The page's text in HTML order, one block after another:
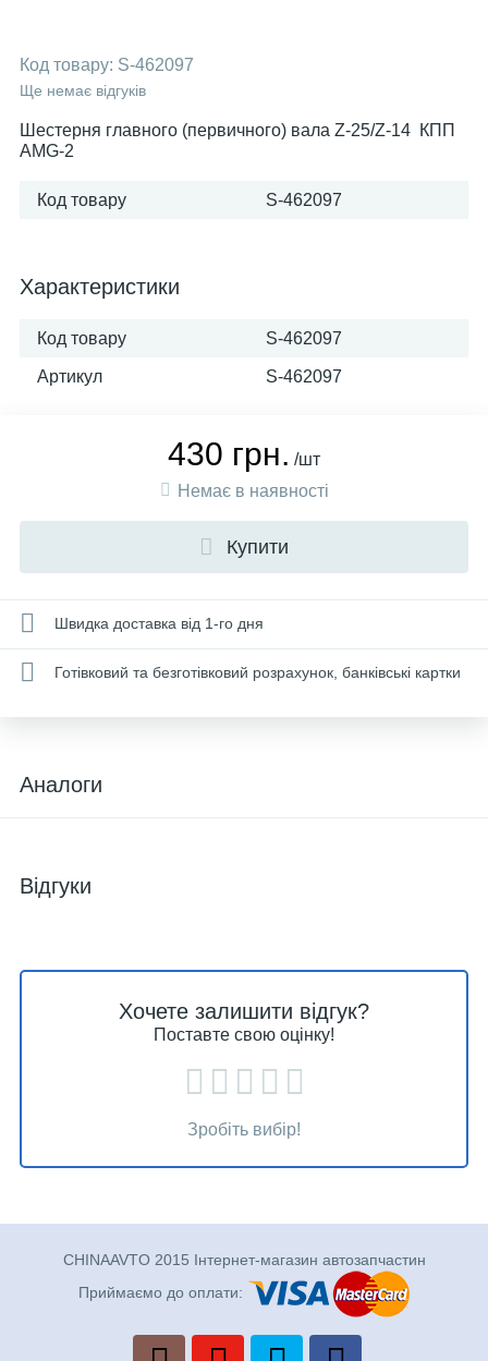
Код товару: S-462097
Ще немає відгуків
Шестерня главного (первичного) вала Z-25/Z-14 КПП
AMG-2
Код товару S-462097
Характеристики
Код товару S-462097
Артикул S-462097
430 грн. /шт
Немає в наявності
Купити
Швидка доставка від 1-го дня
Готівковий та безготівковий розрахунок, банківські картки
Аналоги
Відгуки
Хочете залишити відгук?
Поставте свою оцінку!
Зробіть вибір!
CHINAAVTO 2015 Інтернет-магазин автозапчастин
Приймаємо до оплати: